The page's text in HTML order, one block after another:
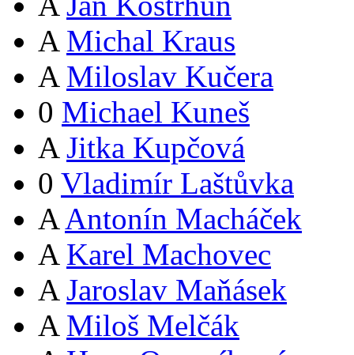
A Michal Kraus
A Miloslav Kučera
0 Michael Kuneš
A Jitka Kupčová
0 Vladimír Laštůvka
A Antonín Macháček
A Karel Machovec
A Jaroslav Maňásek
A Miloš Melčák